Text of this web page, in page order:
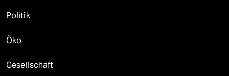
Politik
Öko
Gesellschaft